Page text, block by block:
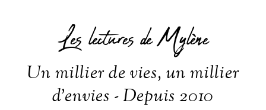
Les lectures de Mylène
Un millier de vies, un millier
d'envies - Depuis 2010